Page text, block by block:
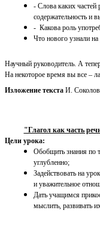
- Слова каких
содержательность и
- Какова роль
Что нового узнали на
Научный руководитель. А
На некоторое время вы все –
Изложение текста И.
"Глагол как часть
Цели урока:
Обобщить знания по
углубленно;
Задействовать на
и уважительное
Дать учащимся
мыслить, развивать